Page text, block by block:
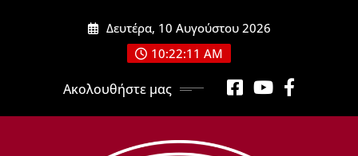
Δευτέρα, 10 Αυγούστου 2026
10:22:13 AM
Ακολουθήστε μας